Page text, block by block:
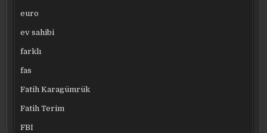
euro
ev sahibi
farklı
fas
Fatih Karagümrük
Fatih Terim
FBI